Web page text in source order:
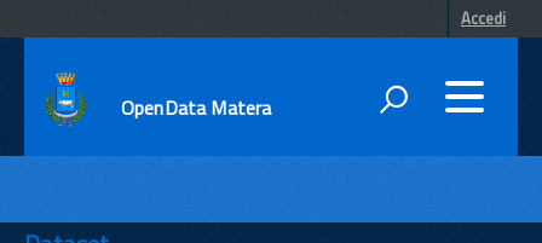
Accedi
OpenData Matera
ENTI